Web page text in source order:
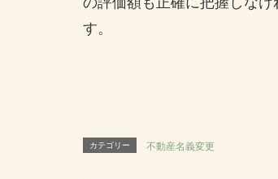
す。
カテゴリー 不動産名義変更